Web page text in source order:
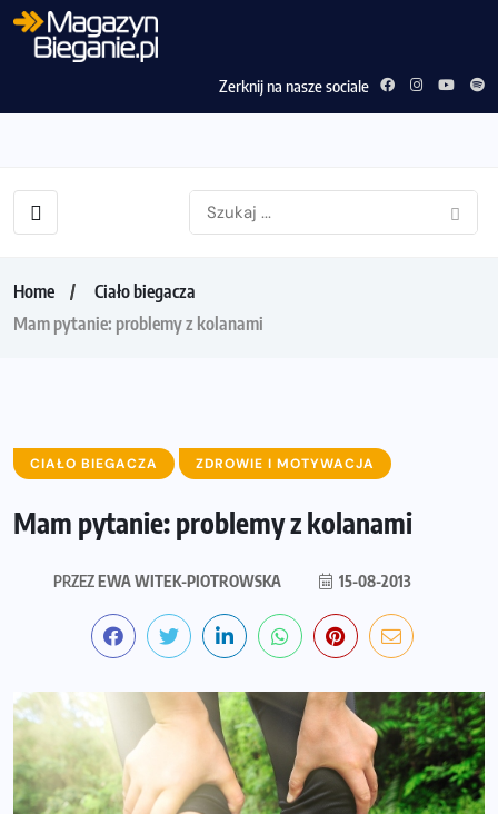
Zerknij na nasze sociale
Home
Ciało biegacza
Mam pytanie: problemy z kolanami
CIAŁO BIEGACZA ZDROWIE I MOTYWACJA
Mam pytanie: problemy z kolanami
PRZEZEWA WITEK-PIOTROWSKA 15-08-2013